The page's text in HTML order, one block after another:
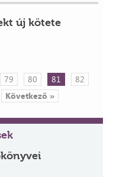
új kötete
79 80 81
82
Következő »